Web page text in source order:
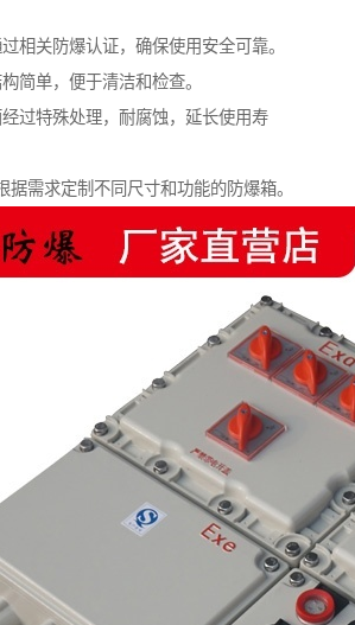
相关防爆认证，确保使用安全可靠。
简单，便于清洁和检查。
过特殊处理，耐腐蚀，延长使用寿
据需求定制不同尺寸和功能的防爆箱。